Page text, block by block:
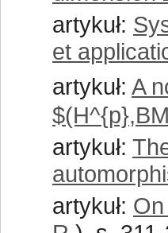
artykuł:
et
artykuł: A
artykuł:
artykuł: